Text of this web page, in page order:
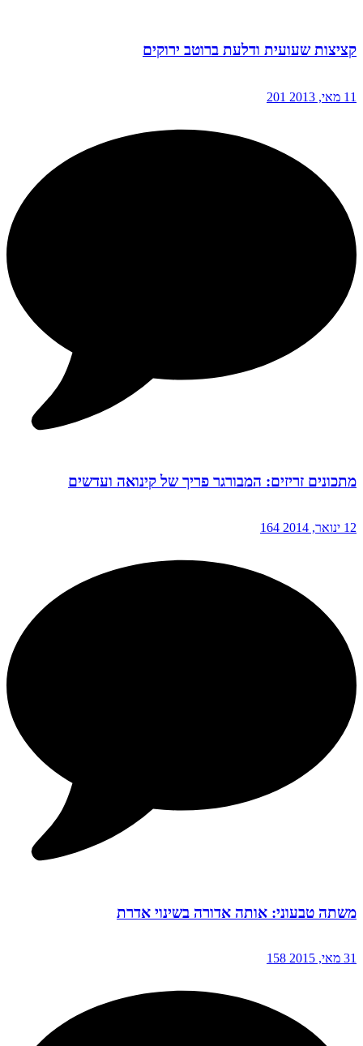
קציצות שעועית ודלעת ברוטב ירוקים
11 מאי, 2013 201
מתכונים זריזים: המבורגר פריך של קינואה ועדשים
12 ינואר, 2014 164
משתה טבעוני: אותה אדורה בשינוי אדרת
31 מאי, 2015 158